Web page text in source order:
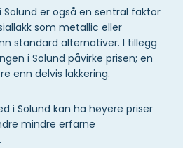
Solund er også en sentral faktor
som metallic eller
standard alternativer. I tillegg
i Solund påvirke prisen; en
enn delvis lakkering.
i Solund kan ha høyere priser
mindre erfarne